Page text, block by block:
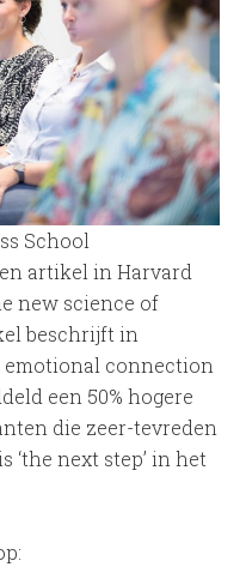
School
artikel in Harvard
new science of
beschrijft in
emotional connection
een 50% hogere
die zeer-tevreden
next step’ in het